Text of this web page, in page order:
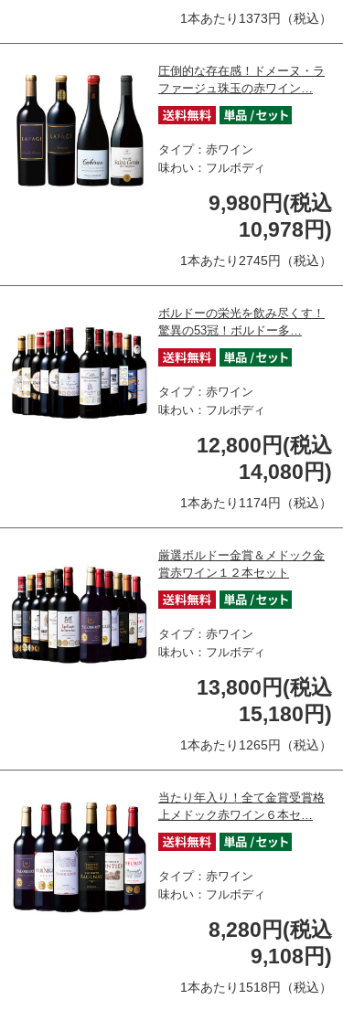
1本あたり1373円（税込）
圧倒的な存在感！ドメーヌ・ラ
ファージュ珠玉の赤ワイン…
タイプ：赤ワイン
味わい：フルボディ
9,980円(税込
10,978円)
1本あたり2745円（税込）
ボルドーの栄光を飲み尽くす！
驚異の53冠！ボルドー多…
タイプ：赤ワイン
味わい：フルボディ
12,800円(税込
14,080円)
1本あたり1174円（税込）
厳選ボルドー金賞＆メドック金
賞赤ワイン１２本セット
タイプ：赤ワイン
味わい：フルボディ
13,800円(税込
15,180円)
1本あたり1265円（税込）
当たり年入り！全て金賞受賞格
上メドック赤ワイン６本セ…
タイプ：赤ワイン
味わい：フルボディ
8,280円(税込
9,108円)
1本あたり1518円（税込）